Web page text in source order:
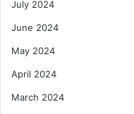
July 2024
June 2024
May 2024
April 2024
March 2024